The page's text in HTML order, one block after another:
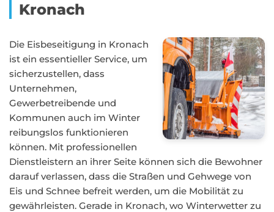
Kronach
Die Eisbeseitigung in Kronach
ist ein essentieller Service, um
sicherzustellen, dass
Unternehmen,
Gewerbetreibende und
Kommunen auch im Winter
reibungslos funktionieren
können. Mit professionellen
Dienstleistern an ihrer Seite können sich die Bewohner
darauf verlassen, dass die Straßen und Gehwege von
Eis und Schnee befreit werden, um die Mobilität zu
gewährleisten. Gerade in Kronach, wo Winterwetter zu